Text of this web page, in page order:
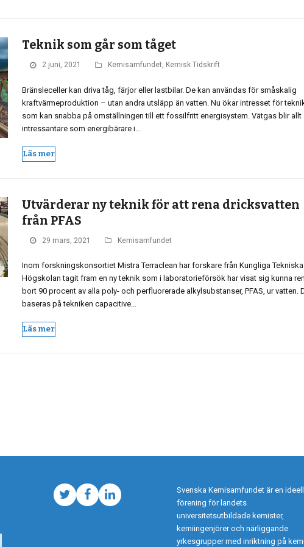
Teknik som går som tåget
2 juni, 2021 Kemisamfundet, Kemisk Tidskrift
Bränsleceller kan driva tåg, färjor eller lastbilar. De kan användas för småskalig
kraftvärmeproduktion – utan andra utsläpp än vatten. Nu ökar intresset för
som kan snabba på omställningen till ett fossilfritt energisystem. Vätgas blir allt
intressantare som energibärare i…
Läs mer
Utvärderar ny teknik för att rena dricksvatten
från PFAS
29 mars, 2021 Kemisamfundet
Inom forskningskonsortiet Mistra Terraclean har forskare från Kungliga Tekniska
Högskolan tagit fram en ny teknik som i laboratorieförsök har visat sig kunna
bort 90 procent av alla poly- och perfluorerade alkylsubstanser, PFAS, ur vatten.
baseras på tekniken capacitive…
Läs mer
TwitterFacebook
LinkedIn
Svenska Kemisamfundet är en ideell
förening för landets
universitetsutbildade kemister,
kemiingenjörer och närliggande
yrkesgrupper med inriktning på